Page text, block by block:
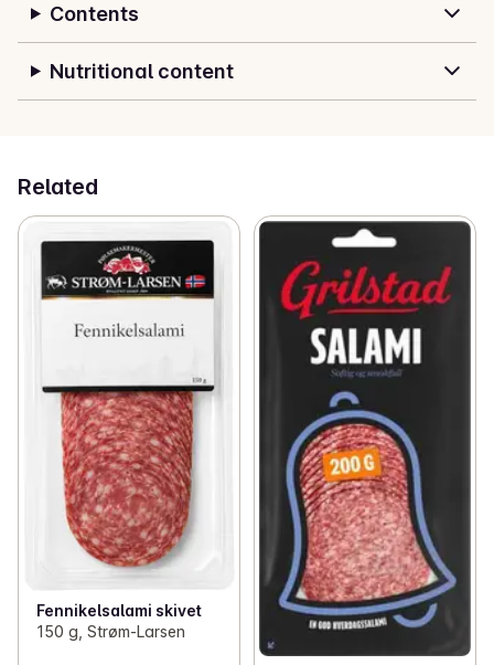
Contents
Nutritional content
Related
Fennikelsalami skivet
150 g, Strøm-Larsen